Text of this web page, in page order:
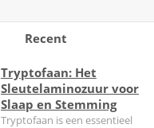
Recent
Tryptofaan: Het
Sleutelaminozuur voor
Slaap en Stemming
Tryptofaan is een essentieel